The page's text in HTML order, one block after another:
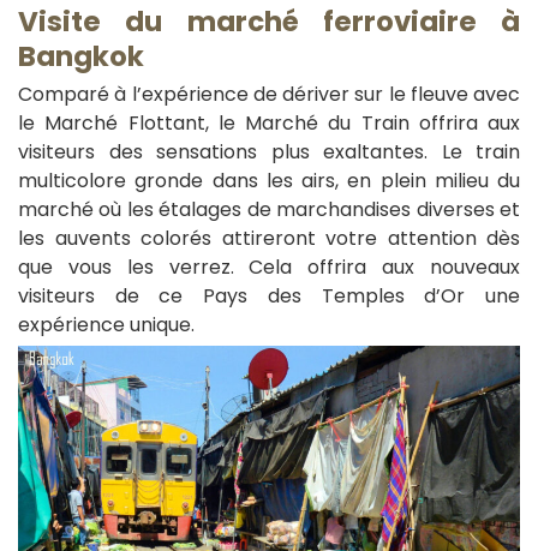
Visite du marché ferroviaire à
Bangkok
Comparé à l’expérience de dériver sur le fleuve avec
le Marché Flottant, le Marché du Train offrira aux
visiteurs des sensations plus exaltantes. Le train
multicolore gronde dans les airs, en plein milieu du
marché où les étalages de marchandises diverses et
les auvents colorés attireront votre attention dès
que vous les verrez. Cela offrira aux nouveaux
visiteurs de ce Pays des Temples d’Or une
expérience unique.